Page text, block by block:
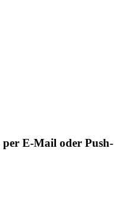
per E-Mail oder Push-